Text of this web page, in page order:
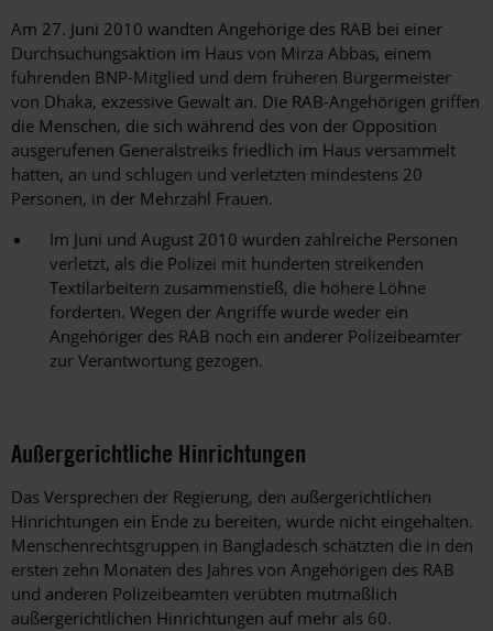
Am 27. Juni 2010 wandten Angehörige des RAB bei einer
Durchsuchungsaktion im Haus von Mirza Abbas, einem
führenden BNP-Mitglied und dem früheren Bürgermeister
von Dhaka, exzessive Gewalt an. Die RAB-Angehörigen griffen
die Menschen, die sich während des von der Opposition
ausgerufenen Generalstreiks friedlich im Haus versammelt
hatten, an und schlugen und verletzten mindestens 20
Personen, in der Mehrzahl Frauen.
Im Juni und August 2010 wurden zahlreiche Personen
verletzt, als die Polizei mit hunderten streikenden
Textilarbeitern zusammenstieß, die höhere Löhne
forderten. Wegen der Angriffe wurde weder ein
Angehöriger des RAB noch ein anderer Polizeibeamter
zur Verantwortung gezogen.
Außergerichtliche Hinrichtungen
Das Versprechen der Regierung, den außergerichtlichen
Hinrichtungen ein Ende zu bereiten, wurde nicht eingehalten.
Menschenrechtsgruppen in Bangladesch schätzten die in den
ersten zehn Monaten des Jahres von Angehörigen des RAB
und anderen Polizeibeamten verübten mutmaßlich
außergerichtlichen Hinrichtungen auf mehr als 60.